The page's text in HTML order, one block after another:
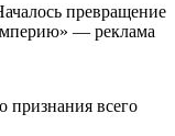
превращение
— реклама
признания всего